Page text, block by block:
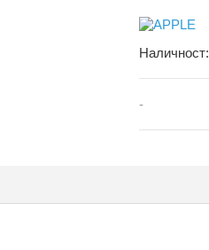
Наличност:
-